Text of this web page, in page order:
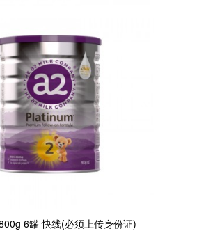
6罐 快线(必须上传身份证)